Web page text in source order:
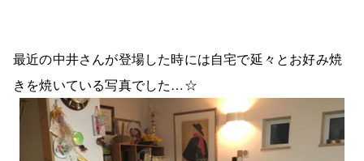
最近の中井さんが登場した時には自宅で延々とお好み焼
きを焼いている写真でした…☆